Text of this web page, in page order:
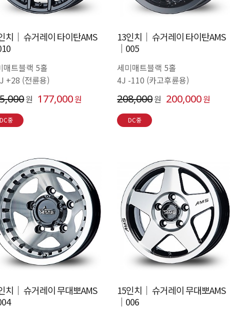
치│ 슈거레이 타이탄AMS
매트블랙 5홀
+28 (전륜용)
원 177,000원
DC중
13인치│ 슈거레이 타이탄AMS
│005
세미매트블랙 5홀
4J -110 (카고후륜용)
208,000원 200,000원
DC중
치│ 슈거레이 무대뽀AMS
15인치│ 슈거레이 무대뽀AMS
│006